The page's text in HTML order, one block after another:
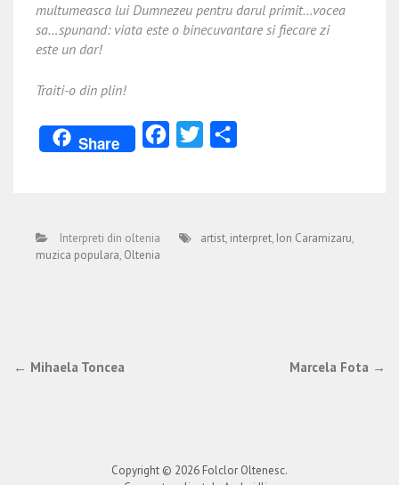
multumeasca lui Dumnezeu pentru darul primit…vocea
sa…spunand: viata este o binecuvantare si fiecare zi
este un dar!
Traiti-o din plin!
Share FacebookTwitter
Interpreti din oltenia artist, interpret, Ion Caramizaru,
muzica populara, Oltenia
Post
← Mihaela Toncea Marcela Fota →
Copyright © 2026 Folclor Oltenesc.